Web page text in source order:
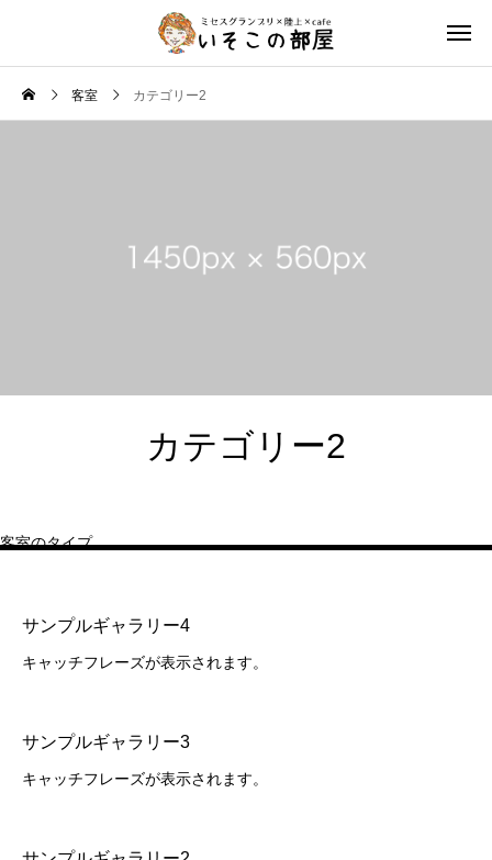
客室 カテゴリー2
カテゴリー2
客室のタイプ
サンプルギャラリー4
キャッチフレーズが表示されます。
サンプルギャラリー3
キャッチフレーズが表示されます。